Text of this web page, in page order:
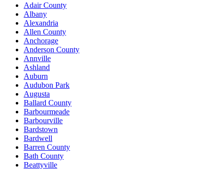
Adair County
Albany
Alexandria
Allen County
Anchorage
Anderson County
Annville
Ashland
Auburn
Audubon Park
Augusta
Ballard County
Barbourmeade
Barbourville
Bardstown
Bardwell
Barren County
Bath County
Beattyville